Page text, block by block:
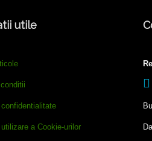
utile
a Cookie-urilor